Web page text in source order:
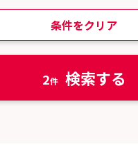
条件をクリア
2 検索する